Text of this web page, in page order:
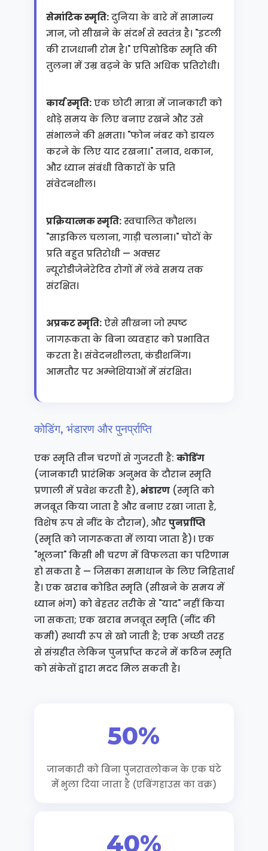
सेमांटिक स्मृति:दुनिया के बारे में सामान्य
ज्ञान, जो सीखने के संदर्भ से स्वतंत्र है। "इटली
की राजधानी रोम है।" एपिसोडिक स्मृति की
तुलना में उम्र बढ़ने के प्रति अधिक प्रतिरोधी।
कार्य स्मृति:एक छोटी मात्रा में जानकारी को
थोड़े समय के लिए बनाए रखने और उसे
संभालने की क्षमता। "फोन नंबर को डायल
करने के लिए याद रखना।" तनाव, थकान,
और ध्यान संबंधी विकारों के प्रति
संवेदनशील।
प्रक्रियात्मक स्मृति:स्वचालित कौशल।
"साइकिल चलाना, गाड़ी चलाना।" चोटों के
प्रति बहुत प्रतिरोधी — अक्सर
न्यूरोडीजेनेरेटिव रोगों में लंबे समय तक
संरक्षित।
अप्रकट स्मृति:ऐसे सीखना जो स्पष्ट
जागरूकता के बिना व्यवहार को प्रभावित
करता है। संवेदनशीलता, कंडीशनिंग।
आमतौर पर अम्नेशियाओं में संरक्षित।
कोडिंग, भंडारण और पुनर्प्राप्ति
एक स्मृति तीन चरणों से गुजरती है: कोडिंग
(जानकारी प्रारंभिक अनुभव के दौरान स्मृति
प्रणाली में प्रवेश करती है),भंडारण(स्मृति को
मजबूत किया जाता है और बनाए रखा जाता है,
विशेष रूप से नींद के दौरान), औरपुनर्प्राप्ति
(स्मृति को जागरूकता में लाया जाता है)। एक
"भूलना" किसी भी चरण में विफलता का परिणाम
हो सकता है — जिसका समाधान के लिए निहितार्थ
है। एक खराब कोडित स्मृति (सीखने के समय में
ध्यान भंग) को बेहतर तरीके से "याद" नहीं किया
जा सकता; एक खराब मजबूत स्मृति (नींद की
कमी) स्थायी रूप से खो जाती है; एक अच्छी तरह
से संग्रहीत लेकिन पुनर्प्राप्त करने में कठिन स्मृति
को संकेतों द्वारा मदद मिल सकती है।
50%
जानकारी को बिना पुनरावलोकन के एक घंटे
में भुला दिया जाता है (एबिंगहाउस का वक्र)
40%